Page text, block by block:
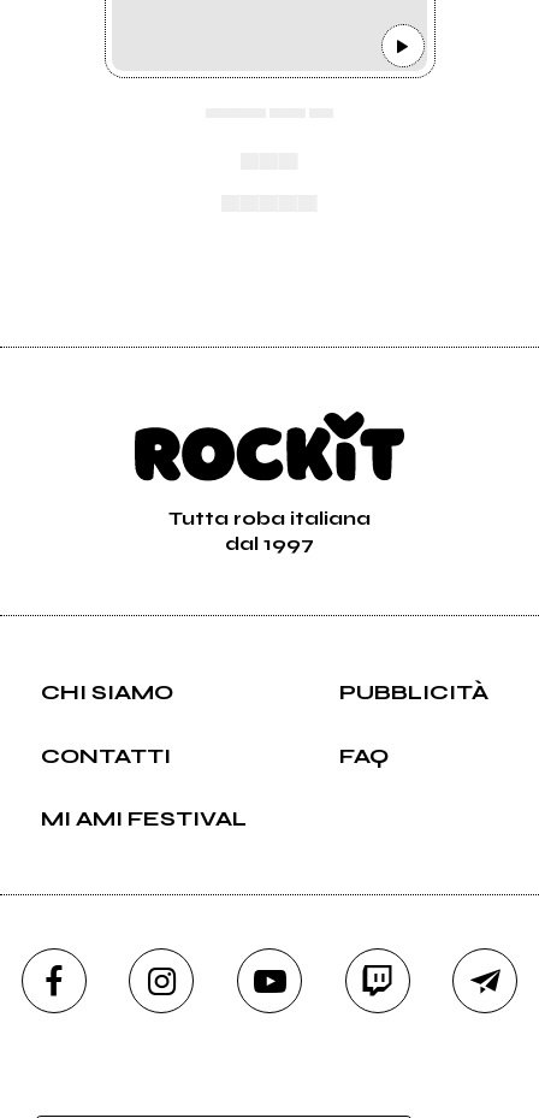
Tutta roba italiana
dal 1997
CHI SIAMO PUBBLICITÀ
CONTATTI FAQ
MI AMI FESTIVAL